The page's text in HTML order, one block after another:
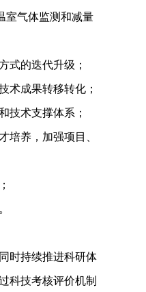
室气体监测和减量
式的迭代升级；
成果转移转化；
技术支撑体系；
养，加强项目、
时持续推进科研体
科技考核评价机制